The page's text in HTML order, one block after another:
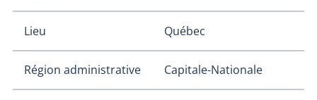
Lieu Québec
Région administrative Capitale-Nationale